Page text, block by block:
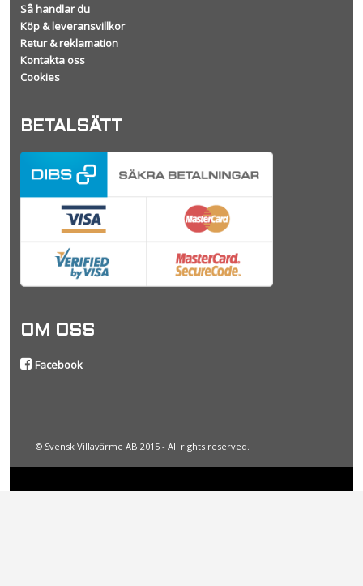
Så handlar du
Köp & leveransvillkor
Retur & reklamation
Kontakta oss
Cookies
BETALSÄTT
OM OSS
Facebook
© Svensk Villavärme AB 2015 - All rights reserved.